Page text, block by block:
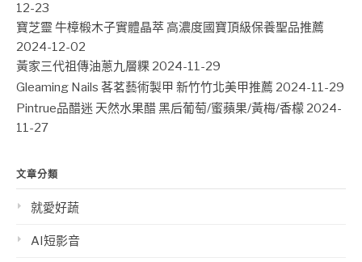
12-23
寶芝靈 牛樟椴木子實體晶萃 高濃度國寶頂級保養聖品推薦
2024-12-02
黃家三代祖傳油蔥九層粿 2024-11-29
Gleaming Nails 茖茗藝術製甲 新竹竹北美甲推薦 2024-11-29
Pintrue品醋迷 天然水果醋 黑后葡萄/蜜蘋果/黃梅/香檬 2024-
11-27
文章分類
就愛好蔬
AI短影音